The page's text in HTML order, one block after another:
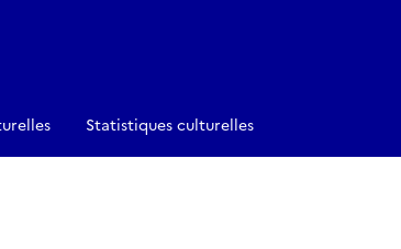
Statistiques culturelles